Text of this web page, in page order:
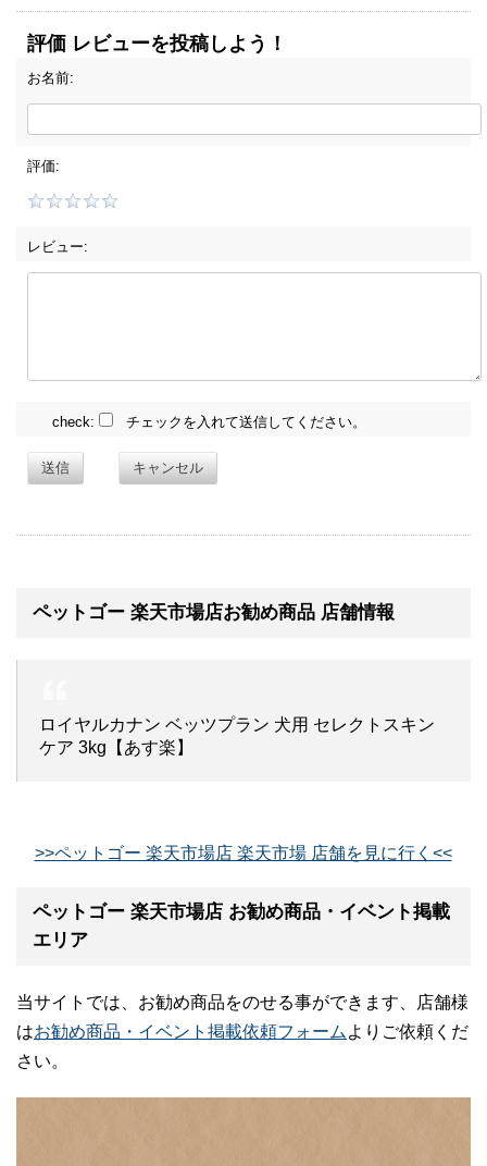
評価 レビューを投稿しよう！
お名前:
評価:
レビュー:
check: チェックを入れて送信してください。
送信 キャンセル
ペットゴー 楽天市場店お勧め商品 店舗情報
ロイヤルカナン ベッツプラン 犬用 セレクトスキン
ケア 3kg【あす楽】
>>ペットゴー 楽天市場店 楽天市場 店舗を見に行く<<
ペットゴー 楽天市場店 お勧め商品・イベント掲載
エリア
当サイトでは、お勧め商品をのせる事ができます、店舗様
はお勧め商品・イベント掲載依頼フォーム よりご依頼くだ
さい。